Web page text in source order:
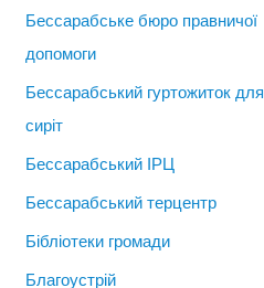
Бессарабське бюро правничої
допомоги
Бессарабський гуртожиток для
сиріт
Бессарабський ІРЦ
Бессарабський терцентр
Бібліотеки громади
Благоустрій